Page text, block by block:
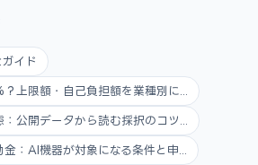
イド
上限額・自己負担額を業種別に...
公開データから読む採択のコツ...
：AI機器が対象になる条件と申...